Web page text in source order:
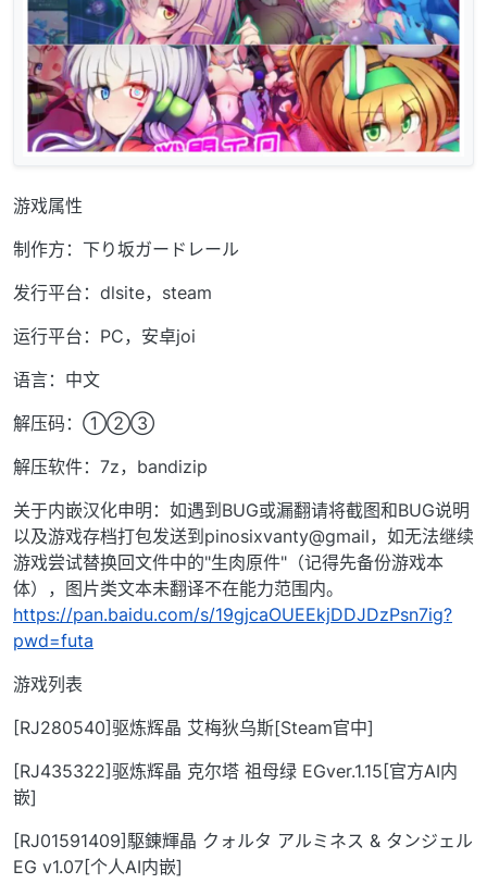
游戏属性
制作方：下り坂ガードレール
发行平台：dlsite，steam
运行平台：PC，安卓joi
语言：中文
解压码：①②③
解压软件：7z，bandizip
关于内嵌汉化申明：如遇到BUG或漏翻请将截图和BUG说明
以及游戏存档打包发送到pinosixvanty@gmail，如无法继续
游戏尝试替换回文件中的"生肉原件"（记得先备份游戏本
体），图片类文本未翻译不在能力范围内。
https://pan.baidu.com/s/19gjcaOUEEkjDDJDzPsn7ig?
pwd=futa
游戏列表
[RJ280540]驱炼辉晶 艾梅狄乌斯[Steam官中]
[RJ435322]驱炼辉晶 克尔塔 祖母绿 EGver.1.15[官方AI内
嵌]
[RJ01591409]駆錬輝晶 クォルタ アルミネス & タンジェル
EG v1.07[个人AI内嵌]